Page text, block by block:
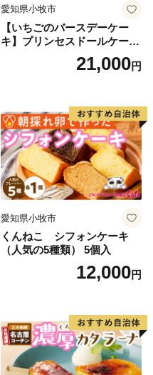
愛知県小牧市
【いちごのバースデーケー
キ】プリンセスドールケーキ
日時指定可 スイーツ デザー
ト 洋菓子 お取り寄せ 愛知県
デコレーションケーキ ホー
ルケーキ 人形 かわいい こど
も
21,000円
愛知県小牧市
くんねこ シフォンケーキ
（人気の5種類） 5個入
12,000円